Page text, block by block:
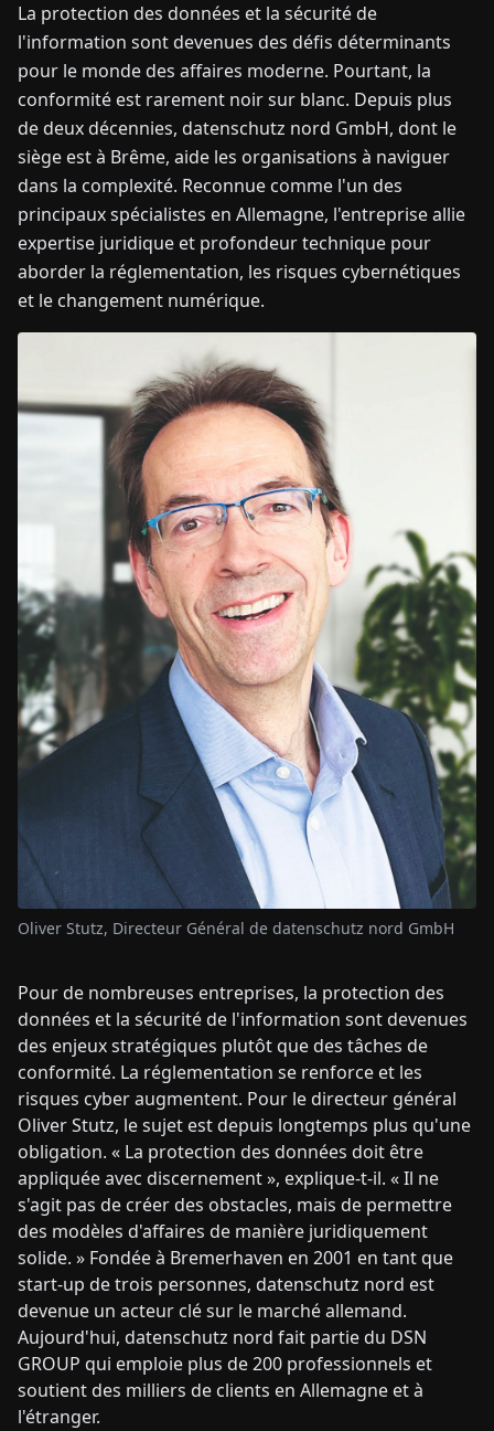
CONTACTEZ-
NOUS
La protection des données et la sécurité de
l'information sont devenues des défis déterminants
pour le monde des affaires moderne. Pourtant, la
conformité est rarement noir sur blanc. Depuis plus
de deux décennies, datenschutz nord GmbH, dont le
siège est à Brême, aide les organisations à naviguer
dans la complexité. Reconnue comme l'un des
principaux spécialistes en Allemagne, l'entreprise allie
expertise juridique et profondeur technique pour
aborder la réglementation, les risques cybernétiques
et le changement numérique.
Pour de nombreuses entreprises, la protection des
données et la sécurité de l'information sont devenues
des enjeux stratégiques plutôt que des tâches de
conformité. La réglementation se renforce et les
risques cyber augmentent. Pour le directeur général
Oliver Stutz, le sujet est depuis longtemps plus qu'une
obligation. « La protection des données doit être
appliquée avec discernement », explique-t-il. « Il ne
s'agit pas de créer des obstacles, mais de permettre
des modèles d'affaires de manière juridiquement
solide. » Fondée à Bremerhaven en 2001 en tant que
start-up de trois personnes, datenschutz nord est
devenue un acteur clé sur le marché allemand.
Aujourd'hui, datenschutz nord fait partie du DSN
GROUP qui emploie plus de 200 professionnels et
soutient des milliers de clients en Allemagne et à
l'étranger.
Oliver Stutz, Directeur Général de datenschutz nord GmbH